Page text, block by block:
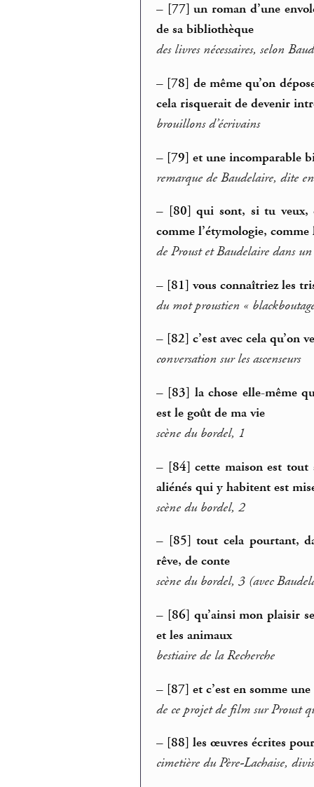
– [77] un roman d’une
de sa bibliothèque
des livres nécessaires, selon
– [78] de même qu’on
cela risquerait de devenir
brouillons d’écrivains
– [79] et une incomparable
remarque de Baudelaire, dite
– [80] qui sont, si tu veux,
comme l’étymologie,
de Proust et Baudelaire dans
– [81] vous connaîtriez les
du mot proustien «
– [82] c’est avec cela qu’on
conversation sur les ascenseurs
– [83] la chose elle-même
est le goût de ma vie
scène du bordel, 1
– [84] cette maison est tout
aliénés qui y habitent est
scène du bordel, 2
– [85] tout cela pourtant,
rêve, de conte
scène du bordel, 3 (avec
– [86] qu’ainsi mon plaisir
et les animaux
bestiaire de la Recherche
– [87] et c’est en somme
de ce projet de film sur Proust
– [88] les œuvres écrites
cimetière du Père-Lachaise,